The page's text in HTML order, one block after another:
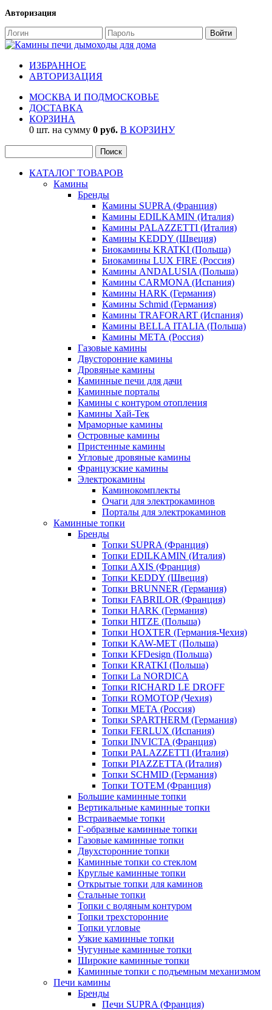
Авторизация
ИЗБРАННОЕ
АВТОРИЗАЦИЯ
МОСКВА И ПОДМОСКОВЬЕ
ДОСТАВКА
КОРЗИНА
0 шт. на сумму 0 руб. В КОРЗИНУ
КАТАЛОГ ТОВАРОВ
Камины
Бренды
Камины SUPRA (Франция)
Камины EDILKAMIN (Италия)
Камины PALAZZETTI (Италия)
Камины KEDDY (Швеция)
Биокамины KRATKI (Польша)
Биокамины LUX FIRE (Россия)
Камины ANDALUSIA (Польша)
Камины CARMONA (Испания)
Камины HARK (Германия)
Камины Schmid (Германия)
Камины TRAFORART (Испания)
Камины BELLA ITALIA (Польша)
Камины МЕТА (Россия)
Газовые камины
Двусторонние камины
Дровяные камины
Каминные печи для дачи
Каминные порталы
Камины с контуром отопления
Камины Хай-Тек
Мраморные камины
Островные камины
Пристенные камины
Угловые дровяные камины
Французские камины
Электрокамины
Каминокомплекты
Очаги для электрокаминов
Порталы для электрокаминов
Каминные топки
Бренды
Топки SUPRA (Франция)
Топки EDILKAMIN (Италия)
Топки AXIS (Франция)
Топки KEDDY (Швеция)
Топки BRUNNER (Германия)
Топки FABRILOR (Франция)
Топки HARK (Германия)
Топки HITZE (Польша)
Топки HOXTER (Германия-Чехия)
Топки KAW-MET (Польша)
Топки KFDesign (Польша)
Топки KRATKI (Польша)
Топки La NORDICA
Топки RICHARD LE DROFF
Топки ROMOTOP (Чехия)
Топки МЕТА (Россия)
Топки SPARTHERM (Германия)
Топки FERLUX (Испания)
Топки INVICTA (Франция)
Топки PALAZZETTI (Италия)
Топки PIAZZETTA (Италия)
Топки SCHMID (Германия)
Топки TOTEM (Франция)
Большие каминные топки
Вертикальные каминные топки
Встраиваемые топки
Г-образные каминные топки
Газовые каминные топки
Двухсторонние топки
Каминные топки со стеклом
Круглые каминные топки
Открытые топки для каминов
Стальные топки
Топки с водяным контуром
Топки трехсторонние
Топки угловые
Узкие каминные топки
Чугунные каминные топки
Широкие каминные топки
Каминные топки с подъемным механизмом
Печи камины
Бренды
Печи SUPRA (Франция)